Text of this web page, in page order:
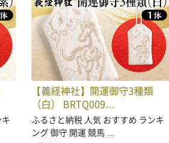
【義経神社】開運御守3種類
（白） BRTQ009…
ふるさと納税 人気 おすすめ ランキ
ング 御守 開運 競馬 …